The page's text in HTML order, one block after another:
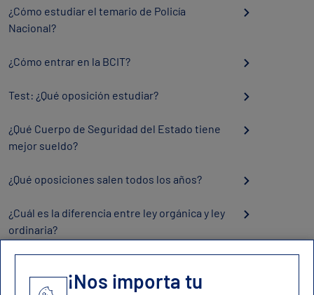
¿Cómo estudiar el temario de Policía
Nacional?
¿Cómo entrar en la BCIT?
Test: ¿Qué oposición estudiar?
¿Qué Cuerpo de Seguridad del Estado tiene
mejor sueldo?
¿Qué oposiciones salen todos los años?
¿Cuál es la diferencia entre ley orgánica y ley
ordinaria?
¡Nos importa tu